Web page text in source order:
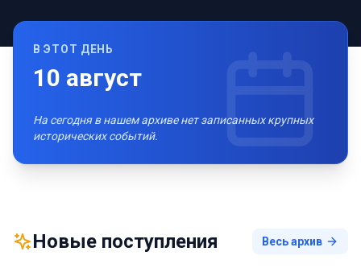
В ЭТОТ ДЕНЬ
10 август
На сегодня в нашем архиве нет записанных крупных
исторических событий.
Новые поступления Весь архив